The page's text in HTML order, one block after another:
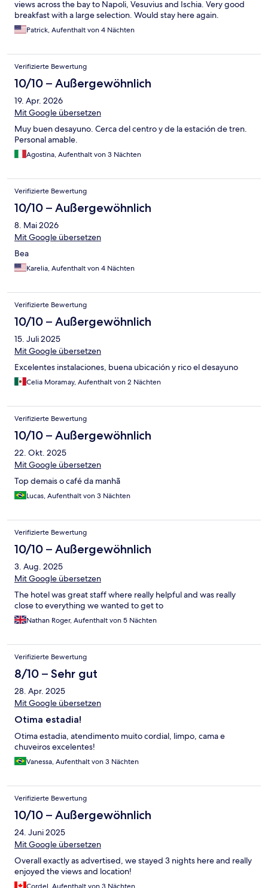
views across the bay to Napoli, Vesuvius and Ischia. Very good
breakfast with a large selection. Would stay here again.
Patrick, Aufenthalt von 4 Nächten
Verifizierte Bewertung
10/10 – Außergewöhnlich
19. Apr. 2026
Mit Google übersetzen
Muy buen desayuno. Cerca del centro y de la estación de tren.
Personal amable.
Agostina, Aufenthalt von 3 Nächten
Verifizierte Bewertung
10/10 – Außergewöhnlich
8. Mai 2026
Mit Google übersetzen
Bea
Karelia, Aufenthalt von 4 Nächten
Verifizierte Bewertung
10/10 – Außergewöhnlich
15. Juli 2025
Mit Google übersetzen
Excelentes instalaciones, buena ubicación y rico el desayuno
Celia Moramay, Aufenthalt von 2 Nächten
Verifizierte Bewertung
10/10 – Außergewöhnlich
22. Okt. 2025
Mit Google übersetzen
Top demais o café da manhã
Lucas, Aufenthalt von 3 Nächten
Verifizierte Bewertung
10/10 – Außergewöhnlich
3. Aug. 2025
Mit Google übersetzen
The hotel was great staff where really helpful and was really
close to everything we wanted to get to
Nathan Roger, Aufenthalt von 5 Nächten
Verifizierte Bewertung
8/10 – Sehr gut
28. Apr. 2025
Mit Google übersetzen
Otima estadia!
Otima estadia, atendimento muito cordial, limpo, cama e
chuveiros excelentes!
Vanessa, Aufenthalt von 3 Nächten
Verifizierte Bewertung
10/10 – Außergewöhnlich
24. Juni 2025
Mit Google übersetzen
Overall exactly as advertised, we stayed 3 nights here and really
enjoyed the views and location!